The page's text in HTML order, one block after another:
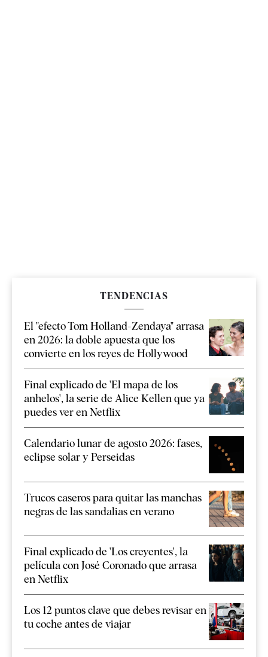
TENDENCIAS
El "efecto Tom Holland-Zendaya" arrasa
en 2026: la doble apuesta que los
convierte en los reyes de Hollywood
Final explicado de 'El mapa de los
anhelos', la serie de Alice Kellen que ya
puedes ver en Netflix
Calendario lunar de agosto 2026: fases,
eclipse solar y Perseidas
Trucos caseros para quitar las manchas
negras de las sandalias en verano
Final explicado de 'Los creyentes', la
película con José Coronado que arrasa
en Netflix
Los 12 puntos clave que debes revisar en
tu coche antes de viajar